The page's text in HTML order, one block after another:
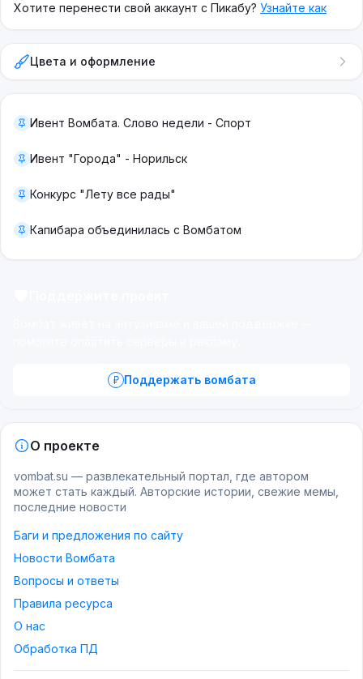
Хотите перенести свой аккаунт с Пикабу? Узнайте как
Цвета и оформление
Ивент Вомбата. Слово недели - Спорт
Ивент "Города" - Норильск
Конкурс "Лету все рады"
Капибара объединилась с Вомбатом
Поддержать вомбата
О проекте
vombat.su — развлекательный портал, где автором
может стать каждый. Авторские истории, свежие мемы,
последние новости
Баги и предложения по сайту
Новости Вомбата
Вопросы и ответы
Правила ресурса
О нас
Обработка ПД